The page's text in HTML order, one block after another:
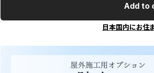
Add to
日本国内にお住